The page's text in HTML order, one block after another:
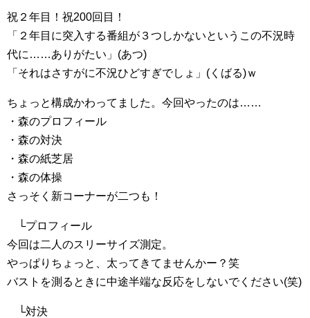
祝２年目！祝200回目！
「２年目に突入する番組が３つしかないというこの不況時
代に……ありがたい」(あつ)
「それはさすがに不況ひどすぎでしょ」(くばる)ｗ
ちょっと構成かわってました。今回やったのは……
・森のプロフィール
・森の対決
・森の紙芝居
・森の体操
さっそく新コーナーが二つも！
└プロフィール
今回は二人のスリーサイズ測定。
やっぱりちょっと、太ってきてませんかー？笑
バストを測るときに中途半端な反応をしないでください(笑)
└対決